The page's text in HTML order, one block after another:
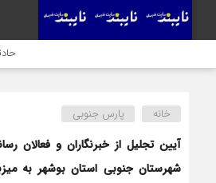
خانه پارس جنوبی
آیین تجلیل از خبرنگاران و فعالان
شهرستان جنوبی استان بوشهر به